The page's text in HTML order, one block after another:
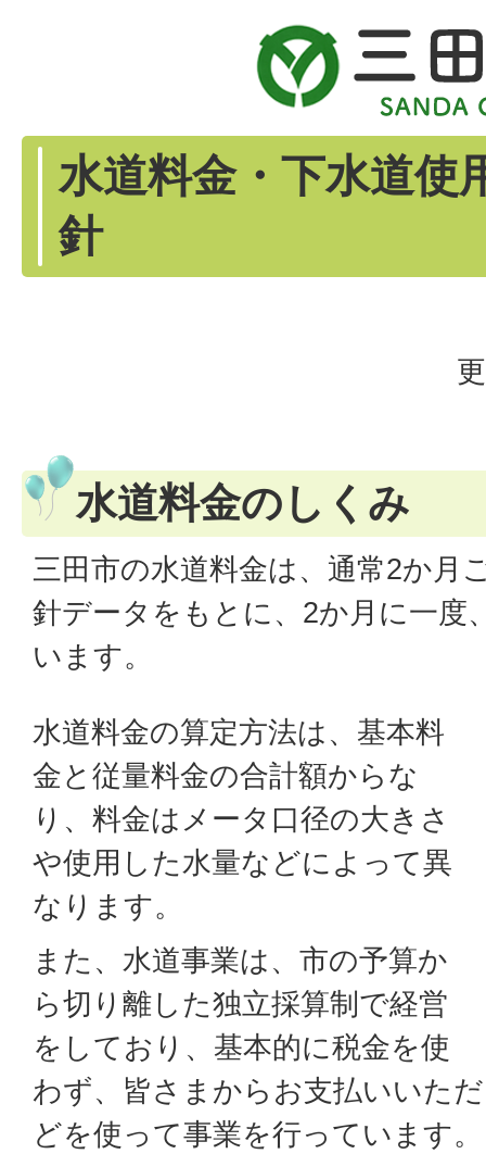
水道料金・下水道使
針
水道料金のしくみ
三田市の水道料金は、通常2か月
針データをもとに、2か月に一度
います。
水道料金の算定方法は、基本料
金と従量料金の合計額からな
り、料金はメータ口径の大きさ
や使用した水量などによって異
なります。
また、水道事業は、市の予算か
ら切り離した独立採算制で経営
をしており、基本的に税金を使
わず、皆さまからお支払いいた
どを使って事業を行っています。